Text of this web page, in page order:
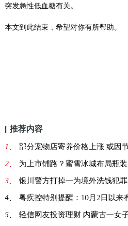
突发急性低血糖有关。
本文到此结束，希望对你有所帮助。
推荐内容
1、 部分宠物店寄养价格上涨 或因
2、 为上市铺路？蜜雪冰城布局瓶
3、 银川警方打掉一为境外洗钱犯罪
4、 粤疾控特别提醒：10月2日以来有
5、 轻信网友投资理财 内蒙古一女